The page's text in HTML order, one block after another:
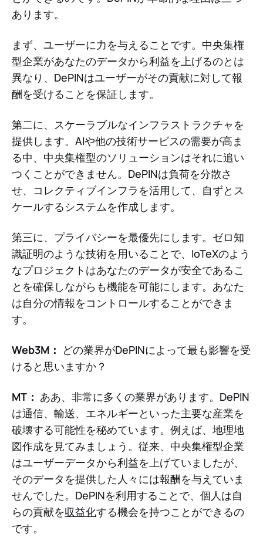
あります。
まず、ユーザーに力を与えることです。中央集権
型企業があなたのデータから利益を上げるのとは
異なり、DePINはユーザーがその貢献に対して報
酬を受けることを保証します。
第二に、スケーラブルなインフラストラクチャを
提供します。AIや他の技術サービスの需要が高ま
る中、中央集権型のソリューションはそれに追い
つくことができません。DePINは負荷を分散さ
せ、コレクティブインフラを活用して、自ずとス
ケールするシステムを作成します。
第三に、プライバシーを最優先にします。ゼロ知
識証明のような技術を用いることで、IoTeXのよう
なプロジェクトはあなたのデータが安全であるこ
とを確保しながらも機能を可能にします。あなた
は自分の情報をコントロールすることができま
す。
Web3M： どの業界がDePINによって最も影響を受
けると思いますか？
MT： ああ、非常に多くの業界があります。DePIN
は通信、輸送、エネルギーといった主要な産業を
破壊する可能性を秘めています。例えば、地理地
図作成を見てみましょう。従来、中央集権型企業
はユーザーデータから利益を上げていましたが、
そのデータを提供した人々には報酬を与えていま
せんでした。DePINを利用することで、個人は自
らの貢献を収益化する機会を持つことができるの
です。